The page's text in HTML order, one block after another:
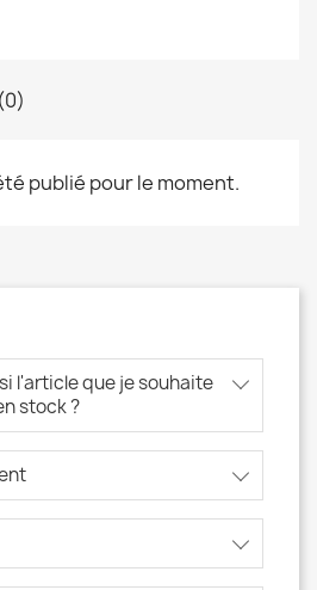
publié pour le moment.
l'article que je souhaite
stock ?